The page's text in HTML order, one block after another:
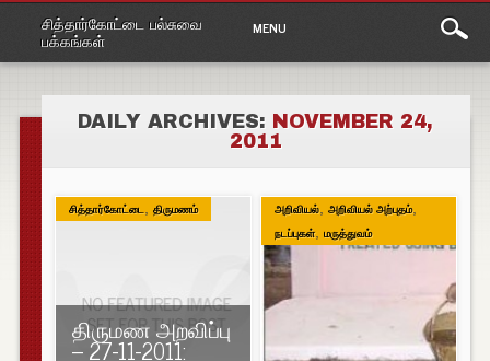
சித்தார்கோட்டை பல்சுவை
பக்கங்கள்
Main
menu
content
MENU
DAILY ARCHIVES: NOVEMBER 24,
2011
சித்தார்கோட்டை திருமணம்
திருமண அறவிப்பு
– 27-11-2011:
அறிவியல், அறிவியல் அற்புதம்,
நடப்புகள், மருத்துவம்